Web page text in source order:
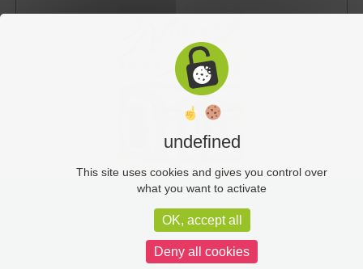
Liens utiles
Plan du site
Mentions légales
undefined
This site uses cookies and gives you control over
what you want to activate
OK, accept all
Deny all cookies